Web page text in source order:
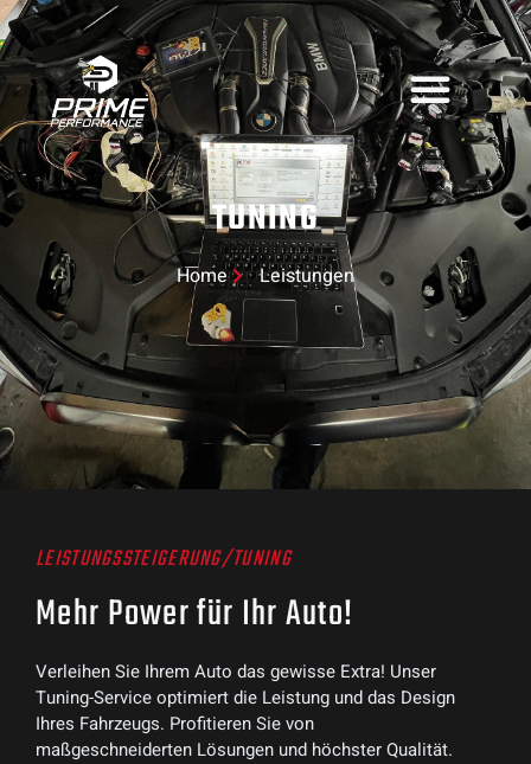
TUNING
Home Leistungen
LEISTUNGSSTEIGERUNG/TUNING
Mehr Power für Ihr Auto!
Verleihen Sie Ihrem Auto das gewisse Extra! Unser
Tuning-Service optimiert die Leistung und das Design
Ihres Fahrzeugs. Profitieren Sie von
maßgeschneiderten Lösungen und höchster Qualität.